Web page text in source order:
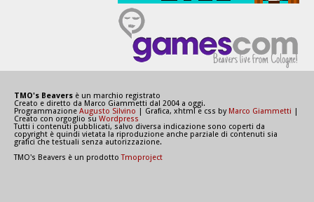
TMO's Beavers è un marchio registrato
Creato e diretto da Marco Giammetti dal 2004 a oggi.
Programmazione Augusto Silvino | Grafica, xhtml e css byMarco Giammetti
Creato con orgoglio su Wordpress
Tutti i contenuti pubblicati, salvo diversa indicazione sono coperti da
copyright è quindi vietata la riproduzione anche parziale di contenuti sia
grafici che testuali senza autorizzazione.
TMO's Beavers è un prodottoTmoproject